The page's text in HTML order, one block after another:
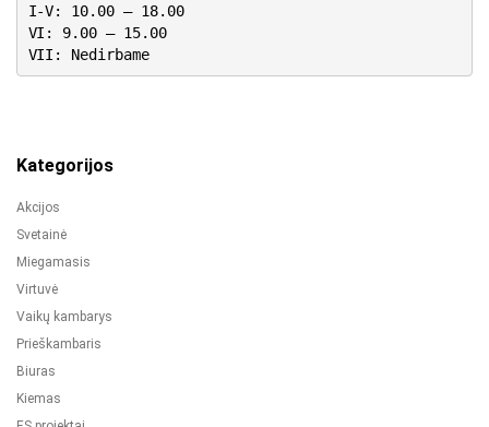
I-V: 10.00 – 18.00
VI: 9.00 – 15.00
VII: Nedirbame
Kategorijos
Akcijos
Svetainė
Miegamasis
Virtuvė
Vaikų kambarys
Prieškambaris
Biuras
Kiemas